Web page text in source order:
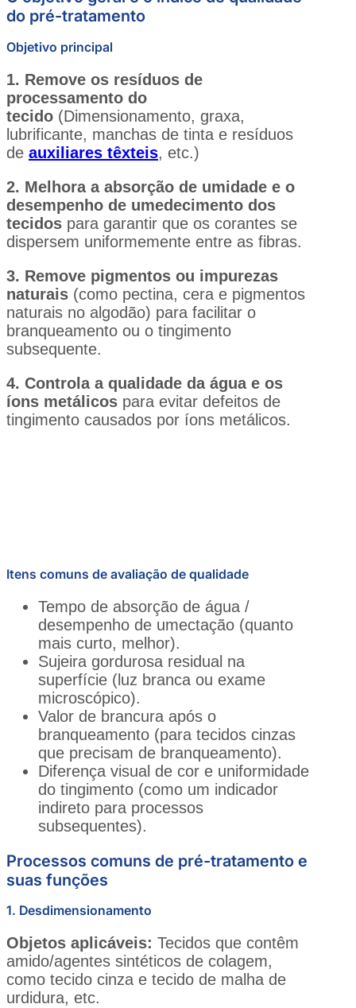
do pré-tratamento
Objetivo principal
1. Remove os resíduos de
processamento do
tecido (Dimensionamento, graxa,
lubrificante, manchas de tinta e resíduos
de auxiliares têxteis, etc.)
2. Melhora a absorção de umidade e o
desempenho de umedecimento dos
tecidos para garantir que os corantes se
dispersem uniformemente entre as fibras.
3. Remove pigmentos ou impurezas
naturais (como pectina, cera e pigmentos
naturais no algodão) para facilitar o
branqueamento ou o tingimento
subsequente.
4. Controla a qualidade da água e os
íons metálicos para evitar defeitos de
tingimento causados por íons metálicos.
Itens comuns de avaliação de qualidade
Tempo de absorção de água /
desempenho de umectação (quanto
mais curto, melhor).
Sujeira gordurosa residual na
superfície (luz branca ou exame
microscópico).
Valor de brancura após o
branqueamento (para tecidos cinzas
que precisam de branqueamento).
Diferença visual de cor e uniformidade
do tingimento (como um indicador
indireto para processos
subsequentes).
Processos comuns de pré-tratamento e
suas funções
1. Desdimensionamento
Objetos aplicáveis: Tecidos que contêm
amido/agentes sintéticos de colagem,
como tecido cinza e tecido de malha de
urdidura, etc.